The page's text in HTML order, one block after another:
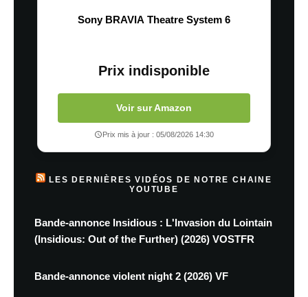
Sony BRAVIA Theatre System 6
Prix indisponible
Voir sur Amazon
Prix mis à jour : 05/08/2026 14:30
LES DERNIÈRES VIDÉOS DE NOTRE CHAINE
YOUTUBE
Bande-annonce Insidious : L'Invasion du Lointain
(Insidious: Out of the Further) (2026) VOSTFR
Bande-annonce violent night 2 (2026) VF